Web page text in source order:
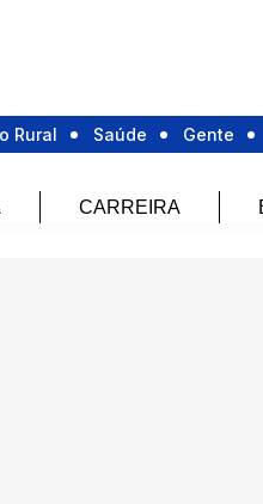
Rural Saúde Gente
CARREIRA